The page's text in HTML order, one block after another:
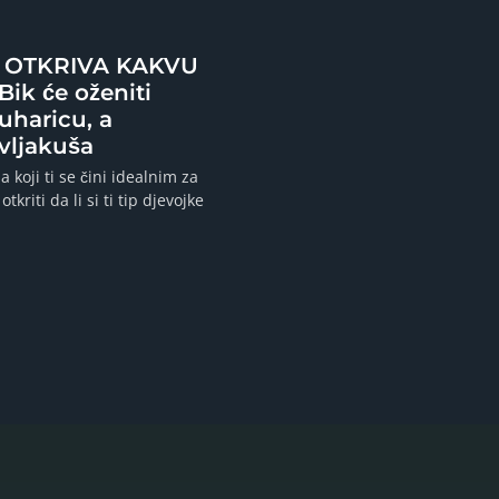
KAKVU
će oženiti
a
koji ti se čini idealnim za
da li si ti tip djevojke